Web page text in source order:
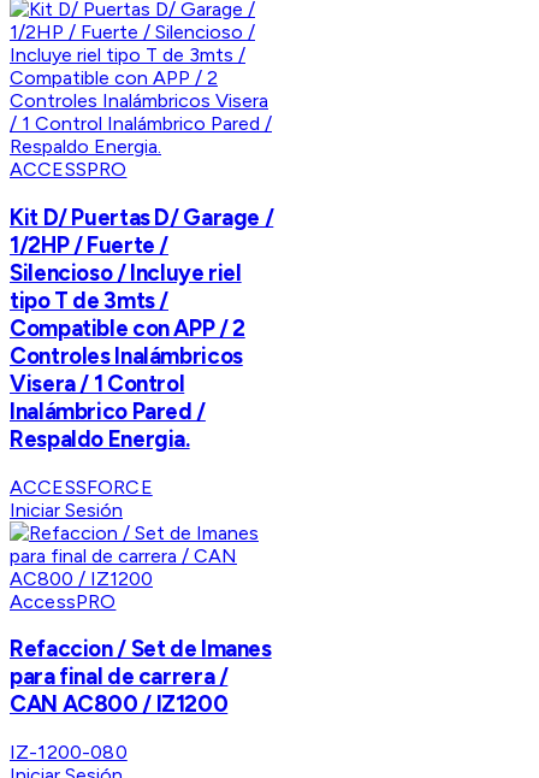
ACCESSPRO
Kit D/ Puertas D/ Garage /
1/2HP / Fuerte /
Silencioso / Incluye riel
tipo T de 3mts /
Compatible con APP / 2
Controles Inalámbricos
Visera / 1 Control
Inalámbrico Pared /
Respaldo Energia.
ACCESSFORCE
Iniciar Sesión
AccessPRO
Refaccion / Set de Imanes
para final de carrera /
CAN AC800 / IZ1200
IZ-1200-080